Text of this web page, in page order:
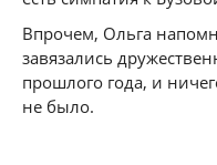
Впрочем, Ольга
завязались
прошлого года, и
не было.